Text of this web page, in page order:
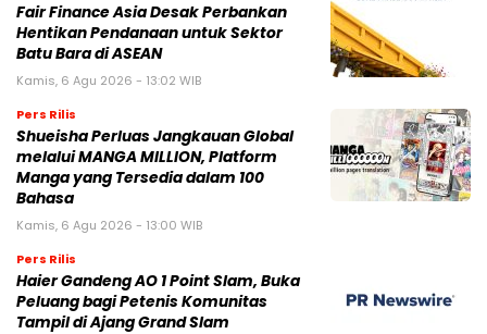
Fair Finance Asia Desak Perbankan
Hentikan Pendanaan untuk Sektor
Batu Bara di ASEAN
Kamis, 6 Agu 2026 - 13:02 WIB
Pers Rilis
Shueisha Perluas Jangkauan Global
melalui MANGA MILLION, Platform
Manga yang Tersedia dalam 100
Bahasa
Kamis, 6 Agu 2026 - 13:00 WIB
Pers Rilis
Haier Gandeng AO 1 Point Slam, Buka
Peluang bagi Petenis Komunitas
Tampil di Ajang Grand Slam